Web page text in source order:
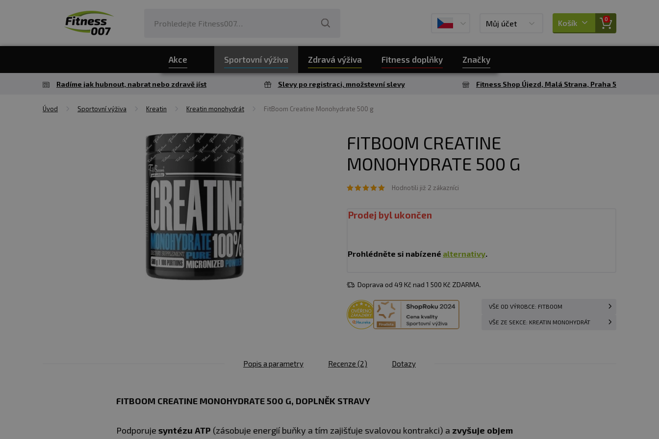
Můj účet Košík 0
Akce Sportovní výživa Zdravá výživa Fitness doplňky Značky
Radíme jak hubnout, nabrat nebo zdravě jíst Slevy po registraci, množstevní slevy Fitness Shop Újezd, Malá Strana, Praha 5
Úvod Sportovní výživa Kreatin Kreatin monohydrát FitBoom Creatine Monohydrate 500 g
FITBOOM CREATINE
MONOHYDRATE 500 G
Hodnotili již 2 zákazníci
Prodej byl ukončen
Prohlédněte si nabízené alternativy.
Doprava od 49 Kč nad 1 500 Kč ZDARMA.
VŠE OD VÝROBCE: FITBOOM
VŠE ZE SEKCE: KREATIN MONOHYDRÁT
Popis a parametry Recenze (2) Dotazy
FITBOOM CREATINE MONOHYDRATE 500 G, DOPLNĚK STRAVY
Podporuje syntézu ATP (zásobuje energií buňky a tím zajišťuje svalovou kontrakci) a zvyšuje objem